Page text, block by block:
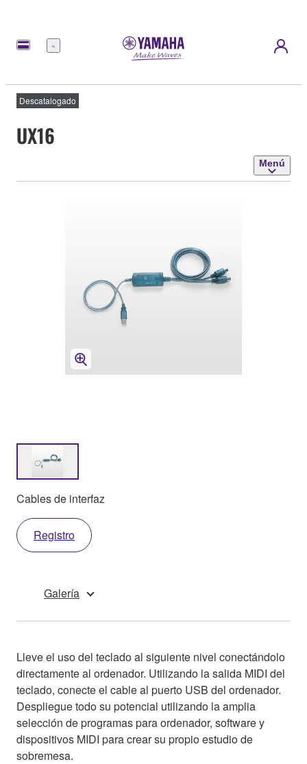
Menú
Descatalogado
UX16
Menú
Cables de interfaz
Registro
Galería
Lleve el uso del teclado al siguiente nivel conectándolo
directamente al ordenador. Utilizando la salida MIDI del
teclado, conecte el cable al puerto USB del ordenador.
Despliegue todo su potencial utilizando la amplia
selección de programas para ordenador, software y
dispositivos MIDI para crear su propio estudio de
sobremesa.